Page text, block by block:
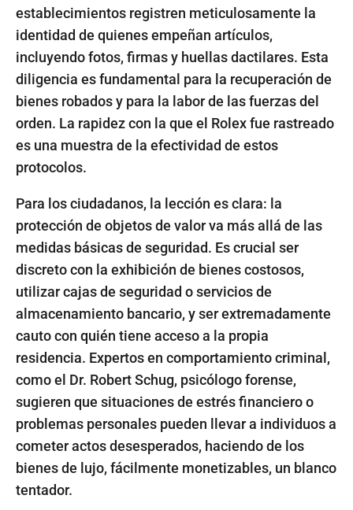
establecimientos registren meticulosamente la
identidad de quienes empeñan artículos,
incluyendo fotos, firmas y huellas dactilares. Esta
diligencia es fundamental para la recuperación de
bienes robados y para la labor de las fuerzas del
orden. La rapidez con la que el Rolex fue rastreado
es una muestra de la efectividad de estos
protocolos.
Para los ciudadanos, la lección es clara: la
protección de objetos de valor va más allá de las
medidas básicas de seguridad. Es crucial ser
discreto con la exhibición de bienes costosos,
utilizar cajas de seguridad o servicios de
almacenamiento bancario, y ser extremadamente
cauto con quién tiene acceso a la propia
residencia. Expertos en comportamiento criminal,
como el Dr. Robert Schug, psicólogo forense,
sugieren que situaciones de estrés financiero o
problemas personales pueden llevar a individuos a
cometer actos desesperados, haciendo de los
bienes de lujo, fácilmente monetizables, un blanco
tentador.